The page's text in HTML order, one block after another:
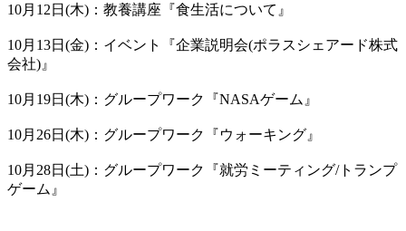
10月12日(木)：教養講座『食生活について』
10月13日(金)：イベント『企業説明会(ポラスシェアード株式
会社)』
10月19日(木)：グループワーク『NASAゲーム』
10月26日(木)：グループワーク『ウォーキング』
10月28日(土)：グループワーク『就労ミーティング/トランプ
ゲーム』